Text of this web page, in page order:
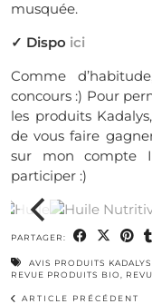
musquée.
✓ Dispo ici
Comme
concours :) Pour
les produits
de vous faire
sur mon compte
participer :)
PARTAGER:
AVIS PRODUITS KADALYS
REVUE PRODUITS BIO
ARTICLE PRÉCÉDENT